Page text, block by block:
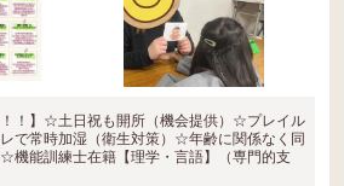
！！】☆土日祝も開所（機会提供）☆プレイル
で常時加湿（衛生対策）☆年齢に関係なく同
機能訓練士在籍【理学・言語】（専門的支